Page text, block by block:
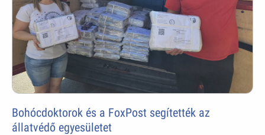
Bohócdoktorok és a FoxPost segítették az
állatvédő egyesületet